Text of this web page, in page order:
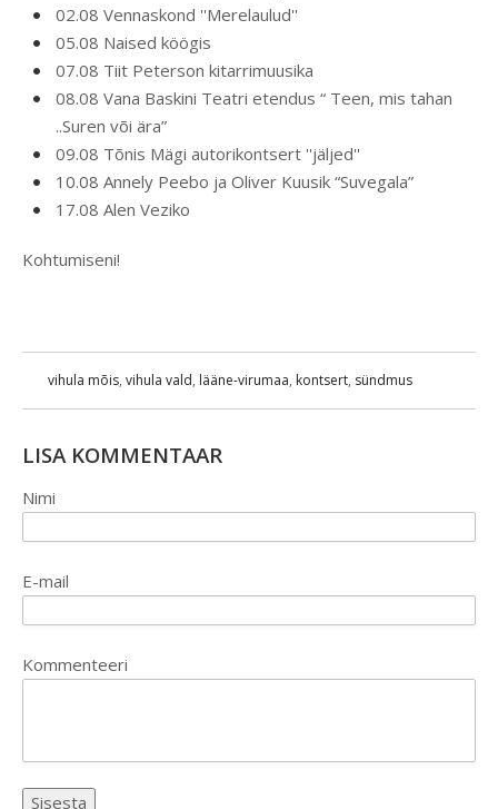
02.08 Vennaskond ''Merelaulud''
05.08 Naised köögis
07.08 Tiit Peterson kitarrimuusika
08.08 Vana Baskini Teatri etendus “ Teen, mis tahan
..Suren või ära”
09.08 Tõnis Mägi autorikontsert ''jäljed''
10.08 Annely Peebo ja Oliver Kuusik “Suvegala”
17.08 Alen Veziko
Kohtumiseni!
vihula mõis, vihula vald, lääne-virumaa, kontsert, sündmus
LISA KOMMENTAAR
Nimi
E-mail
Kommenteeri